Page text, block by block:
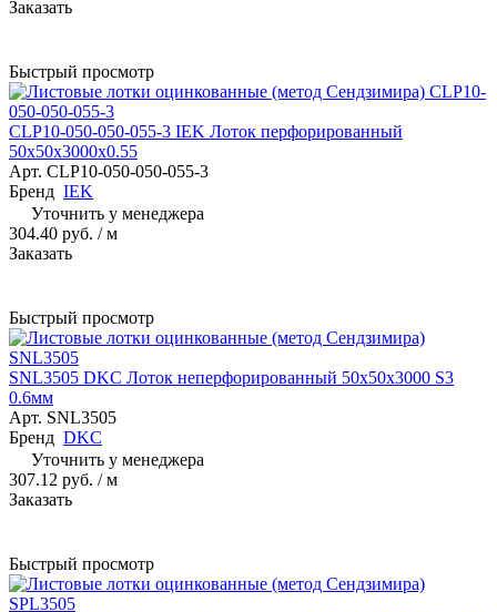
Заказать
Быстрый просмотр
CLP10-050-050-055-3 IEK Лоток перфорированный
50х50х3000х0.55
Арт. CLP10-050-050-055-3
Бренд IEK
Уточнить у менеджера
304.40 руб. / м
Заказать
Быстрый просмотр
SNL3505 DKC Лоток неперфорированный 50х50х3000 S3
0.6мм
Арт. SNL3505
Бренд DKC
Уточнить у менеджера
307.12 руб. / м
Заказать
Быстрый просмотр